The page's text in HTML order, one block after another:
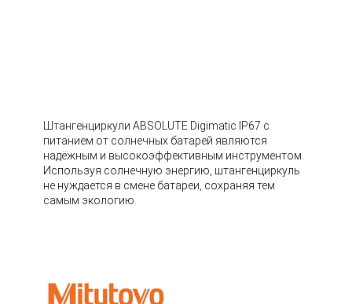
Штангенциркули ABSOLUTE Digimatic IP67 с
питанием от солнечных батарей являются
надёжным и высокоэффективным инструментом.
Используя солнечную энергию, штангенциркуль
не нуждается в смене батареи, сохраняя тем
самым экологию.